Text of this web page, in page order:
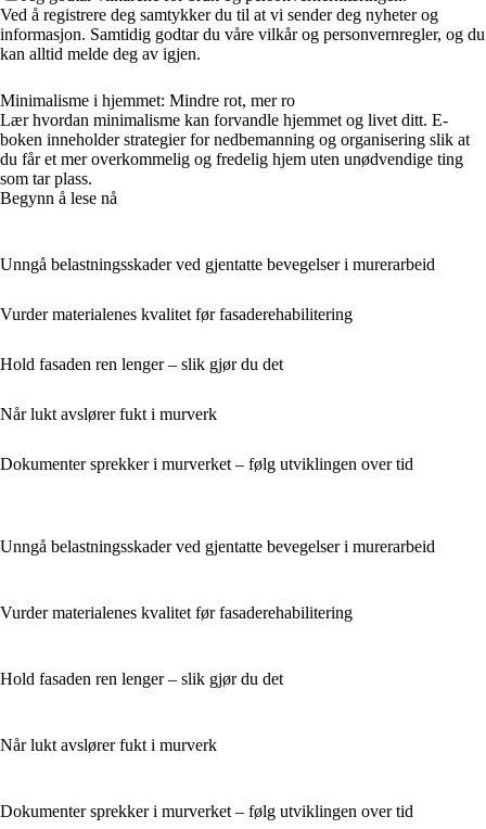
Ved å registrere deg samtykker du til at vi sender deg nyheter og
informasjon. Samtidig godtar du våre vilkår og personvernregler, og du
kan alltid melde deg av igjen.
Minimalisme i hjemmet: Mindre rot, mer ro
Lær hvordan minimalisme kan forvandle hjemmet og livet ditt. E-
boken inneholder strategier for nedbemanning og organisering slik at
du får et mer overkommelig og fredelig hjem uten unødvendige ting
som tar plass.
Begynn å lese nå
Unngå belastningsskader ved gjentatte bevegelser i murerarbeid
Vurder materialenes kvalitet før fasaderehabilitering
Hold fasaden ren lenger – slik gjør du det
Når lukt avslører fukt i murverk
Dokumenter sprekker i murverket – følg utviklingen over tid
Unngå belastningsskader ved gjentatte bevegelser i murerarbeid
Vurder materialenes kvalitet før fasaderehabilitering
Hold fasaden ren lenger – slik gjør du det
Når lukt avslører fukt i murverk
Dokumenter sprekker i murverket – følg utviklingen over tid